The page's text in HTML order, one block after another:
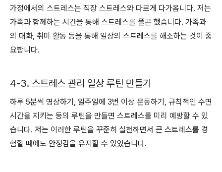
가정에서의 스트레스는 직장 스트레스와 다르게 다가옵니다. 저는
가족과 함께하는 시간을 통해 스트레스를 풀곤 했습니다. 가족과
의 대화, 취미 활동 등을 통해 일상의 스트레스를 해소하는 것이 중
요합니다.
4-3. 스트레스 관리 일상 루틴 만들기
하루 5분씩 명상하기, 일주일에 3번 이상 운동하기, 규칙적인 수면
시간을 지키는 등의 루틴을 만들면 스트레스를 미리 예방할 수 있
습니다. 저는 이러한 루틴을 꾸준히 실천하면서 큰 스트레스를 경
험할 때에도 안정감을 유지할 수 있었습니다.